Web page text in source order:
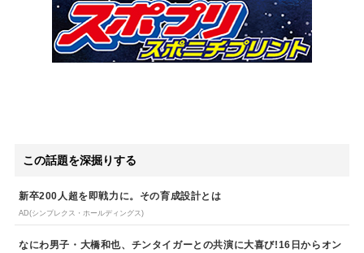
この話題を深掘りする
新卒200人超を即戦力に。その育成設計とは
AD(シンプレクス・ホールディングス)
なにわ男子・大橋和也、チンタイガーとの共演に大喜び!16日からオン